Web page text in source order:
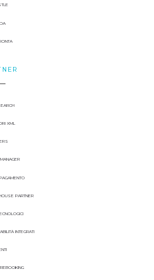
XML
PARTNER
INTEGRATI